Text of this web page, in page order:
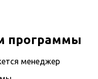
программы
менеджер